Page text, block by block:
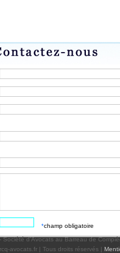
*champ obligatoire
Société d’Avocats au Barreau de
avocats.fr | Tous droits réservés |